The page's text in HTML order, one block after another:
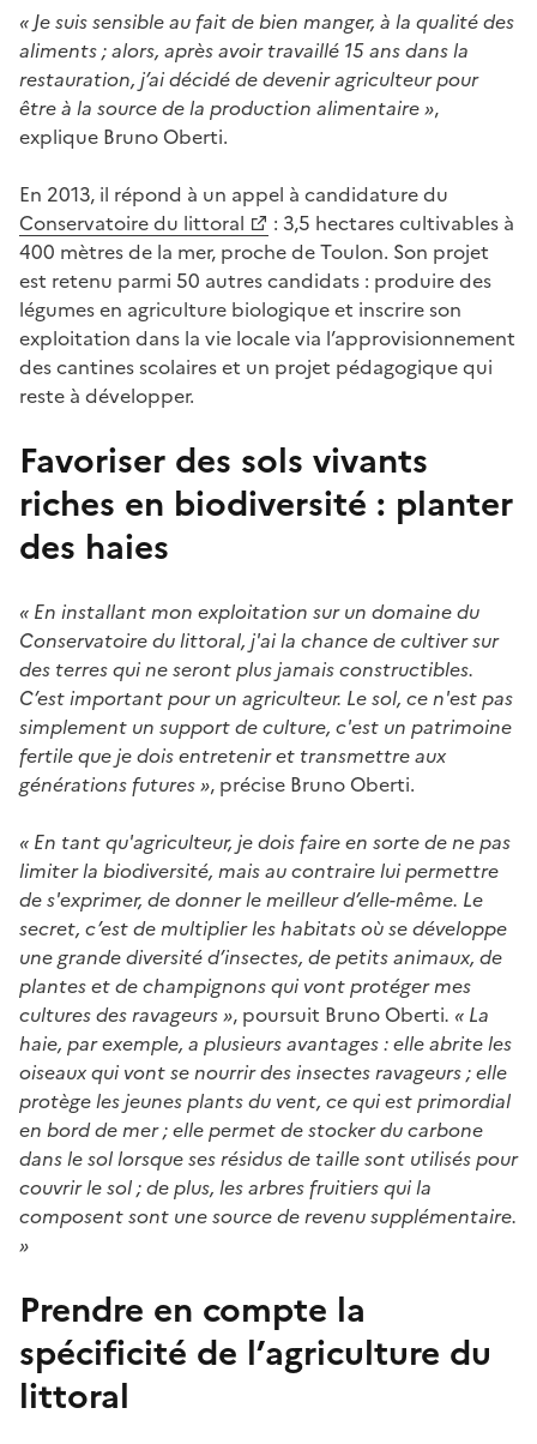
« Je suis sensible au fait de bien manger, à la qualité des
aliments ; alors, après avoir travaillé 15 ans dans la
restauration, j’ai décidé de devenir agriculteur pour
être à la source de la production alimentaire »,
explique Bruno Oberti.
En 2013, il répond à un appel à candidature du
Conservatoire du littoral
: 3,5 hectares cultivables à
400 mètres de la mer, proche de Toulon. Son projet
est retenu parmi 50 autres candidats : produire des
légumes en agriculture biologique et inscrire son
exploitation dans la vie locale via l’approvisionnement
des cantines scolaires et un projet pédagogique qui
reste à développer.
Favoriser des sols vivants
riches en biodiversité : planter
des haies
« En installant mon exploitation sur un domaine du
Conservatoire du littoral, j'ai la chance de cultiver sur
des terres qui ne seront plus jamais constructibles.
C’est important pour un agriculteur. Le sol, ce n'est pas
simplement un support de culture, c'est un patrimoine
fertile que je dois entretenir et transmettre aux
générations futures », précise Bruno Oberti.
« En tant qu'agriculteur, je dois faire en sorte de ne pas
limiter la biodiversité, mais au contraire lui permettre
de s'exprimer, de donner le meilleur d’elle-même. Le
secret, c’est de multiplier les habitats où se développe
une grande diversité d’insectes, de petits animaux, de
plantes et de champignons qui vont protéger mes
cultures des ravageurs », poursuit Bruno Oberti. « La
haie, par exemple, a plusieurs avantages : elle abrite les
oiseaux qui vont se nourrir des insectes ravageurs ; elle
protège les jeunes plants du vent, ce qui est primordial
en bord de mer ; elle permet de stocker du carbone
dans le sol lorsque ses résidus de taille sont utilisés pour
couvrir le sol ; de plus, les arbres fruitiers qui la
composent sont une source de revenu supplémentaire.
»
Prendre en compte la
spécificité de l’agriculture du
littoral